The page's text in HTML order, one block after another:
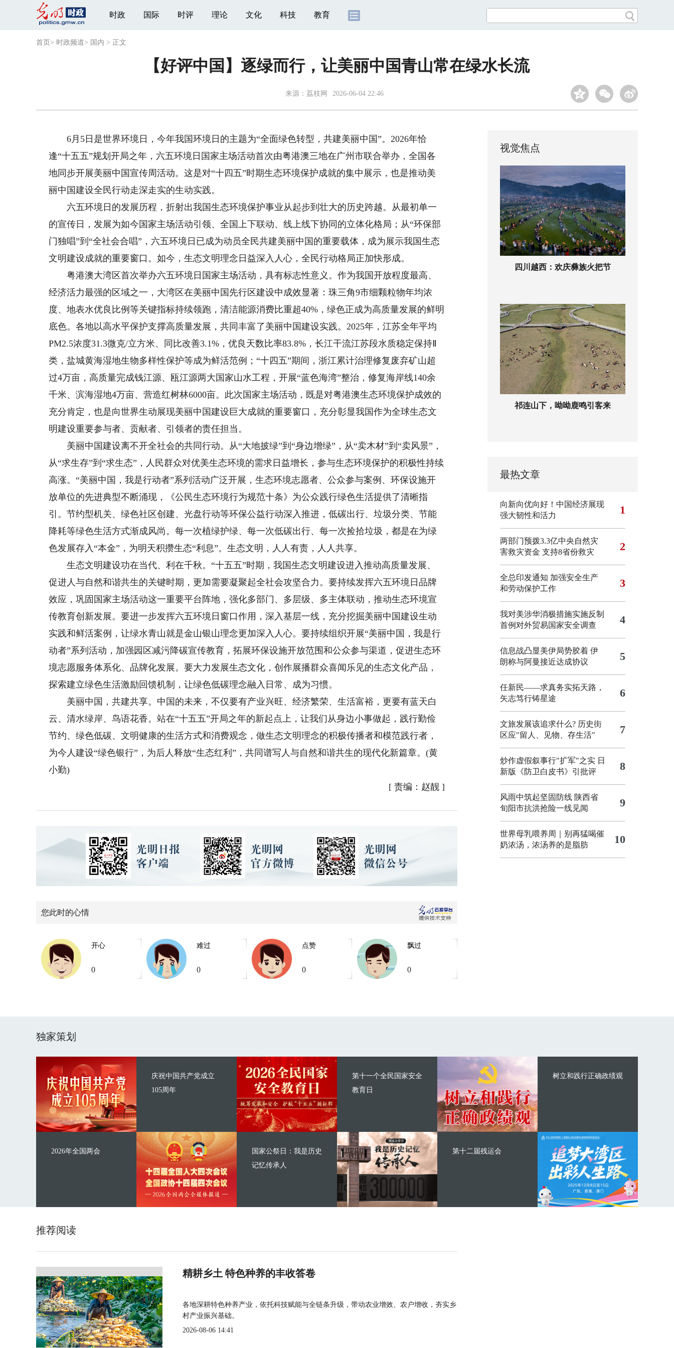
时政 国际 时评 理论 文化 科技 教育
首页 > 时政频道> 国内 > 正文
【好评中国】逐绿而行，让美丽中国青山常在绿水长流
来源： 荔枝网 2026-06-04 22:46
6月5日是世界环境日，今年我国环境日的主题为“全面绿色转型，共建美丽中国”。2026年恰
逢“十五五”规划开局之年，六五环境日国家主场活动首次由粤港澳三地在广州市联合举办，全国各
地同步开展美丽中国宣传周活动。这是对“十四五”时期生态环境保护成就的集中展示，也是推动美
丽中国建设全民行动走深走实的生动实践。
六五环境日的发展历程，折射出我国生态环境保护事业从起步到壮大的历史跨越。从最初单一
的宣传日，发展为如今国家主场活动引领、全国上下联动、线上线下协同的立体化格局；从“环保部
门独唱”到“全社会合唱”，六五环境日已成为动员全民共建美丽中国的重要载体，成为展示我国生态
文明建设成就的重要窗口。如今，生态文明理念日益深入人心，全民行动格局正加快形成。
粤港澳大湾区首次举办六五环境日国家主场活动，具有标志性意义。作为我国开放程度最高、
经济活力最强的区域之一，大湾区在美丽中国先行区建设中成效显著：珠三角9市细颗粒物年均浓
度、地表水优良比例等关键指标持续领跑，清洁能源消费比重超40%，绿色正成为高质量发展的鲜明
底色。各地以高水平保护支撑高质量发展，共同丰富了美丽中国建设实践。2025年，江苏全年平均
PM2.5浓度31.3微克/立方米、同比改善3.1%，优良天数比率83.8%，长江干流江苏段水质稳定保持Ⅱ
类，盐城黄海湿地生物多样性保护等成为鲜活范例；“十四五”期间，浙江累计治理修复废弃矿山超
过4万亩，高质量完成钱江源、瓯江源两大国家山水工程，开展“蓝色海湾”整治，修复海岸线140余
千米、滨海湿地4万亩、营造红树林6000亩。此次国家主场活动，既是对粤港澳生态环境保护成效的
充分肯定，也是向世界生动展现美丽中国建设巨大成就的重要窗口，充分彰显我国作为全球生态文
明建设重要参与者、贡献者、引领者的责任担当。
美丽中国建设离不开全社会的共同行动。从“大地披绿”到“身边增绿”，从“卖木材”到“卖风景”，
从“求生存”到“求生态”，人民群众对优美生态环境的需求日益增长，参与生态环境保护的积极性持续
高涨。“美丽中国，我是行动者”系列活动广泛开展，生态环境志愿者、公众参与案例、环保设施开
放单位的先进典型不断涌现，《公民生态环境行为规范十条》为公众践行绿色生活提供了清晰指
引。节约型机关、绿色社区创建、光盘行动等环保公益行动深入推进，低碳出行、垃圾分类、节能
降耗等绿色生活方式渐成风尚。每一次植绿护绿、每一次低碳出行、每一次捡拾垃圾，都是在为绿
色发展存入“本金”，为明天积攒生态“利息”。生态文明，人人有责，人人共享。
生态文明建设功在当代、利在千秋。“十五五”时期，我国生态文明建设进入推动高质量发展、
促进人与自然和谐共生的关键时期，更加需要凝聚起全社会攻坚合力。要持续发挥六五环境日品牌
效应，巩固国家主场活动这一重要平台阵地，强化多部门、多层级、多主体联动，推动生态环境宣
传教育创新发展。要进一步发挥六五环境日窗口作用，深入基层一线，充分挖掘美丽中国建设生动
实践和鲜活案例，让绿水青山就是金山银山理念更加深入人心。要持续组织开展“美丽中国，我是行
动者”系列活动，加强园区减污降碳宣传教育，拓展环保设施开放范围和公众参与渠道，促进生态环
境志愿服务体系化、品牌化发展。要大力发展生态文化，创作展播群众喜闻乐见的生态文化产品，
探索建立绿色生活激励回馈机制，让绿色低碳理念融入日常、成为习惯。
美丽中国，共建共享。中国的未来，不仅要有产业兴旺、经济繁荣、生活富裕，更要有蓝天白
云、清水绿岸、鸟语花香。站在“十五五”开局之年的新起点上，让我们从身边小事做起，践行勤俭
节约、绿色低碳、文明健康的生活方式和消费观念，做生态文明理念的积极传播者和模范践行者，
为今人建设“绿色银行”，为后人释放“生态红利”，共同谱写人与自然和谐共生的现代化新篇章。(黄
小勤)
[ 责编：赵靓 ]
您此时的心情
开心
0
难过
0
点赞
0
飘过
0
视觉焦点
四川越西：欢庆彝族火把节
祁连山下，呦呦鹿鸣引客来
最热文章
向新向优向好！中国经济展现
强大韧性和活力
1
两部门预拨3.3亿中央自然灾
害救灾资金 支持8省份救灾
2
全总印发通知 加强安全生产
和劳动保护工作
3
我对美涉华消极措施实施反制
首例对外贸易国家安全调查
4
信息战凸显美伊局势胶着 伊
朗称与阿曼接近达成协议
5
任新民——求真务实拓天路，
矢志笃行铸星途
6
文旅发展该追求什么? 历史街
区应"留人、见物、存生活"
7
炒作虚假叙事行"扩军"之实 日
新版《防卫白皮书》引批评
8
风雨中筑起坚固防线 陕西省
旬阳市抗洪抢险一线见闻
9
世界母乳喂养周｜别再猛喝催
奶浓汤，浓汤养的是脂肪
10
独家策划
庆祝中国共产党成立
105周年
2026年全国两会
第十一个全民国家安全
教育日
国家公祭日：我是历史
记忆传承人
树立和践行正确政绩观
第十二届残运会
推荐阅读
精耕乡土 特色种养的丰收答卷
各地深耕特色种养产业，依托科技赋能与全链条升级，带动农业增效、农户增收，夯实乡
村产业振兴基础。
2026-08-06 14:41